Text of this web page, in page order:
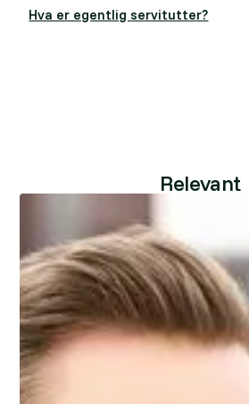
Hva er egentlig servitutter?
Relevant